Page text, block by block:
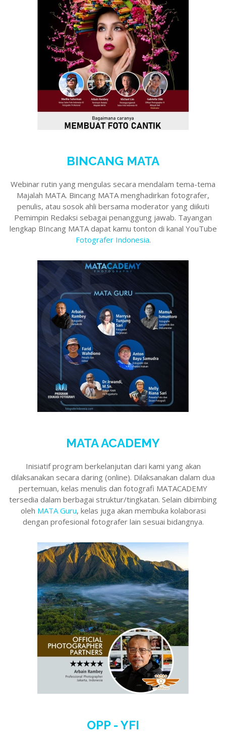
BINCANG MATA
Webinar rutin yang mengulas secara mendalam tema-tema
Majalah MATA. Bincang MATA menghadirkan fotografer,
penulis, atau sosok ahli bersama moderator yang diikuti
Pemimpin Redaksi sebagai penanggung jawab. Tayangan
lengkap BIncang MATA dapat kamu tonton di kanal YouTube
Fotografer Indonesia.
MATA ACADEMY
Inisiatif program berkelanjutan dari kami yang akan
dilaksanakan secara daring (online). Dilaksanakan dalam dua
pertemuan, kelas menulis dan fotografi MATACADEMY
tersedia dalam berbagai struktur/tingkatan. Selain dibimbing
oleh MATA Guru, kelas juga akan membuka kolaborasi
dengan profesional fotografer lain sesuai bidangnya.
OPP - YFI